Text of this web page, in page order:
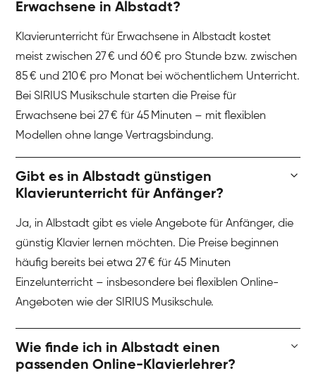
Erwachsene in Albstadt?
Klavierunterricht für Erwachsene in Albstadt kostet
meist zwischen 27 € und 60 € pro Stunde bzw. zwischen
85 € und 210 € pro Monat bei wöchentlichem Unterricht.
Bei SIRIUS Musikschule starten die Preise für
Erwachsene bei 27 € für 45 Minuten – mit flexiblen
Modellen ohne lange Vertragsbindung.
Gibt es in Albstadt günstigen
Klavierunterricht für Anfänger?
Ja, in Albstadt gibt es viele Angebote für Anfänger, die
günstig Klavier lernen möchten. Die Preise beginnen
häufig bereits bei etwa 27 € für 45 Minuten
Einzelunterricht – insbesondere bei flexiblen Online-
Angeboten wie der SIRIUS Musikschule.
Wie finde ich in Albstadt einen
passenden Online-Klavierlehrer?